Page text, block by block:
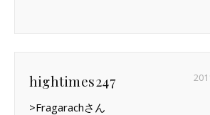
hightimes247
>Fragarachさん